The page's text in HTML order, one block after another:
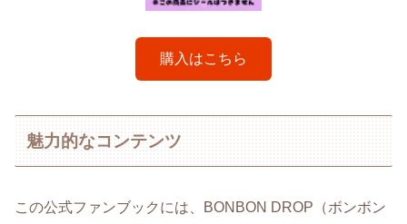
購入はこちら
魅力的なコンテンツ
この公式ファンブックには、BONBON DROP（ボンボン